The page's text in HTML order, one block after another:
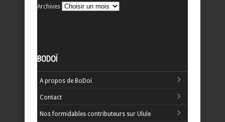
Archives
BODOÏ
A propos de BoDoï
Contact
Nos formidables contributeurs sur Ulule